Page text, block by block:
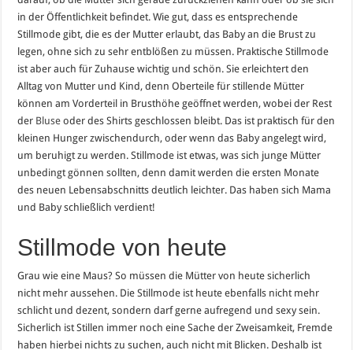
in der Öffentlichkeit befindet. Wie gut, dass es entsprechende
Stillmode gibt, die es der Mutter erlaubt, das Baby an die Brust zu
legen, ohne sich zu sehr entblößen zu müssen. Praktische Stillmode
ist aber auch für Zuhause wichtig und schön. Sie erleichtert den
Alltag von Mutter und Kind, denn Oberteile für stillende Mütter
können am Vorderteil in Brusthöhe geöffnet werden, wobei der Rest
der Bluse oder des Shirts geschlossen bleibt. Das ist praktisch für den
kleinen Hunger zwischendurch, oder wenn das Baby angelegt wird,
um beruhigt zu werden. Stillmode ist etwas, was sich junge Mütter
unbedingt gönnen sollten, denn damit werden die ersten Monate
des neuen Lebensabschnitts deutlich leichter. Das haben sich Mama
und Baby schließlich verdient!
Stillmode von heute
Grau wie eine Maus? So müssen die Mütter von heute sicherlich
nicht mehr aussehen. Die Stillmode ist heute ebenfalls nicht mehr
schlicht und dezent, sondern darf gerne aufregend und sexy sein.
Sicherlich ist Stillen immer noch eine Sache der Zweisamkeit, Fremde
haben hierbei nichts zu suchen, auch nicht mit Blicken. Deshalb ist